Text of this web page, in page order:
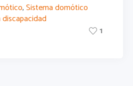
,Sistema domótico
1